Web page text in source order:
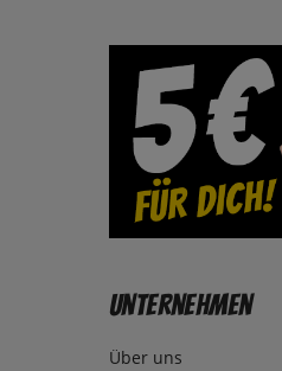
Unternehmen
Über uns